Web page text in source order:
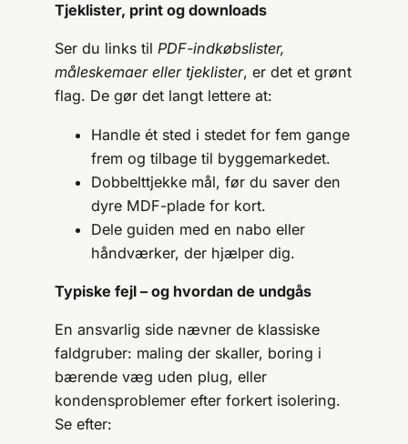
Tjeklister, print og downloads
Ser du links til PDF-indkøbslister,
måleskemaer eller tjeklister, er det et grønt
flag. De gør det langt lettere at:
Handle ét sted i stedet for fem gange
frem og tilbage til byggemarkedet.
Dobbelttjekke mål, før du saver den
dyre MDF-plade for kort.
Dele guiden med en nabo eller
håndværker, der hjælper dig.
Typiske fejl – og hvordan de undgås
En ansvarlig side nævner de klassiske
faldgruber: maling der skaller, boring i
bærende væg uden plug, eller
kondensproblemer efter forkert isolering.
Se efter: